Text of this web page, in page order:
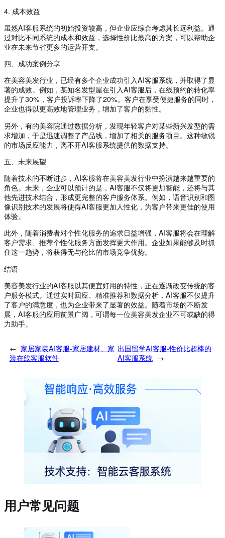
4. 成本效益
虽然AI客服系统的初始投资较高，但企业应综合考虑其长远利益。通
过对比不同系统的成本和效益，选择性价比最高的方案，可以帮助企
业在未来节省更多的运营开支。
四、成功案例分享
在美容美发行业，已经有多个企业成功引入AI客服系统，并取得了显
著的成效。例如，某知名发型屋在引入AI客服后，在线预约的转化率
提升了30%，客户投诉率下降了20%。客户在享受便捷服务的同时，
企业也得以更高效地管理业务，增加了客户的黏性。
另外，有的美容院通过数据分析，发现年轻客户对某些新兴发型的需
求增加，于是迅速调整了产品线，增加了相关的服务项目。这种敏锐
的市场反应能力，离不开AI客服系统提供的数据支持。
五、未来展望
随着技术的不断进步，AI客服将在美容美发行业中扮演越来越重要的
角色。未来，企业可以预计的是，AI客服不仅将更加智能，还将与其
他先进技术结合，形成更完整的客户服务体系。例如，语音识别和图
像识别技术的发展将使得AI客服更加人性化，为客户带来更佳的使用
体验。
此外，随着消费者对个性化服务的追求日益增强，AI客服将会在理解
客户需求、推荐个性化服务方面发挥更大作用。企业如果能够及时抓
住这一趋势，将获得无与伦比的市场竞争优势。
结语
美容美发行业的AI客服以其便宜好用的特性，正在逐渐改变传统的客
户服务模式。通过实时回应、精准推荐和数据分析，AI客服不仅提升
了客户的满意度，也为企业带来了显著的效益。随着市场的不断发
展，AI客服的应用前景广阔，可谓每一位美容美发企业不可或缺的得
力助手。
← 家居家装AI客服-家居建材、家
装在线客服软件
出国留学AI客服-性价比超棒的
AI客服系统 →
用户常见问题